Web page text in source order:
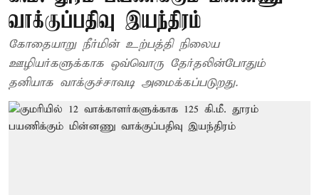
வாக்குப்பதிவு இயந்திரம்
கோதையாறு நீர்மின் உற்பத்தி நிலைய
ஊழியர்களுக்காக ஒவ்வொரு தேர்தலின்போதும்
தனியாக வாக்குச்சாவடி அமைக்கப்படுறது.